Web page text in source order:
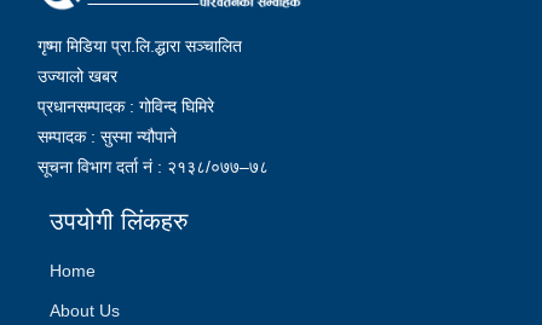
गृष्मा मिडिया प्रा.लि.द्धारा सञ्चालित
उज्यालो खबर
प्रधानसम्पादक : गोविन्द घिमिरे
सम्पादक : सुस्मा न्यौपाने
सूचना विभाग दर्ता नं : २१३८/०७७–७८
उपयोगी लिंकहरु
Home
About Us